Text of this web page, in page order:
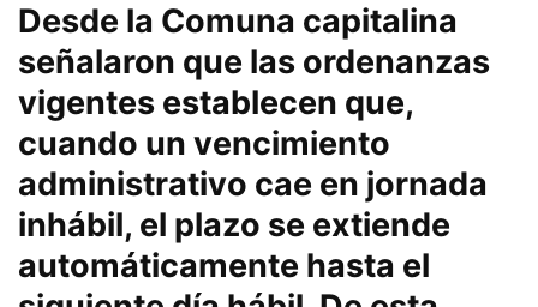
Desde la Comuna capitalina
señalaron que las ordenanzas
vigentes establecen que,
cuando un vencimiento
administrativo cae en jornada
inhábil, el plazo se extiende
automáticamente hasta el